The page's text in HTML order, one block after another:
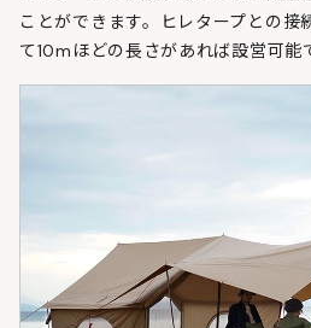
ことができます。ヒレタープとの接
て10mほどの長さがあれば設営可能